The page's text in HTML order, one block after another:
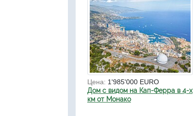
Цена: 1'985'000 EURO
Дом с видом на Кап-Ферра в 4-х
км от Монако